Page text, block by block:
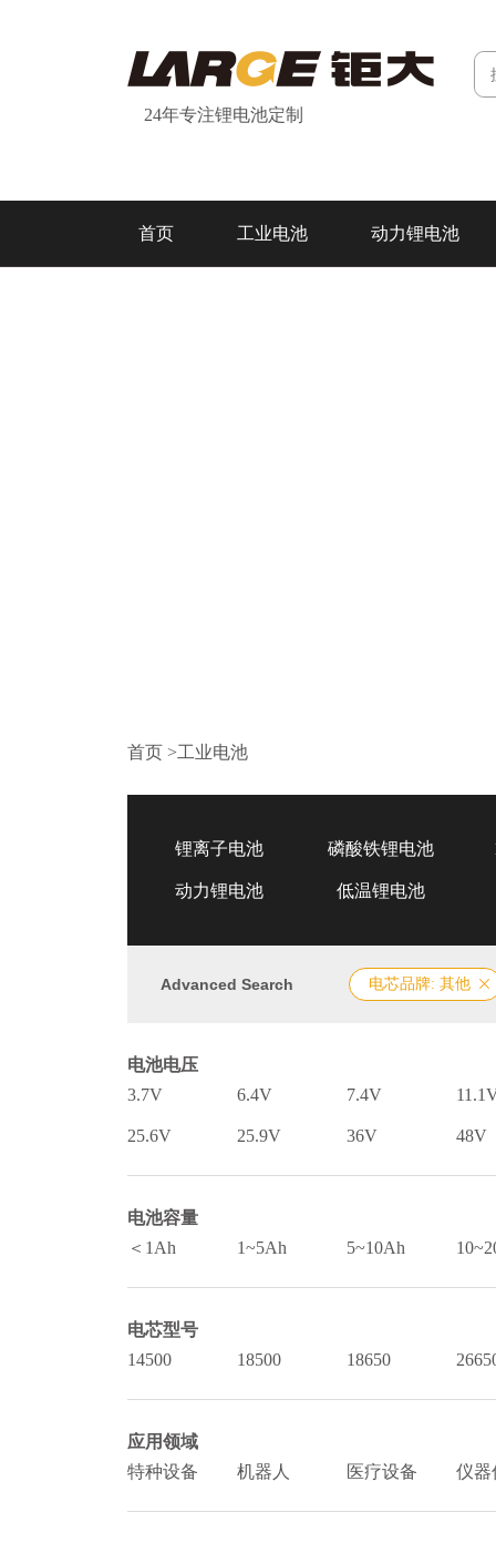
24年专注锂电池定制
首页 工业电池 动力锂电池
首页 >工业电池
锂离子电池 磷酸铁锂电池
动力锂电池 低温锂电池
Advanced Search 电芯品牌: 其他
电池电压
3.7V
6.4V 7.4V
25.6V 25.9V 36V 48V
电池容量
＜1Ah
1~5Ah 5~10Ah
电芯型号
14500
18500 18650
应用领域
特种设备
机器人 医疗设备 仪器